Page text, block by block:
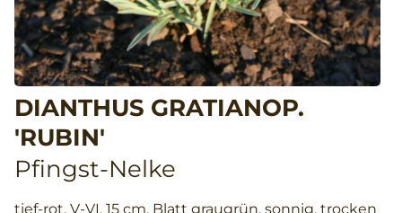
DIANTHUS GRATIANOP.
'RUBIN'
Pfingst-Nelke
tief-rot, V-VI, 15 cm, Blatt graugrün, sonnig, trocken